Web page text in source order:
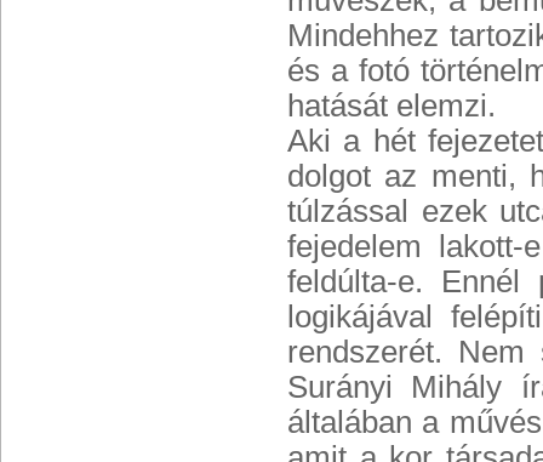
Mindehhez
és a fotó
hatását elemzi.
Aki a hét
dolgot az menti,
túlzással ezek
fejedelem lakott-
feldúlta-e.
logikájával
rendszerét.
Surányi Mihály
általában a